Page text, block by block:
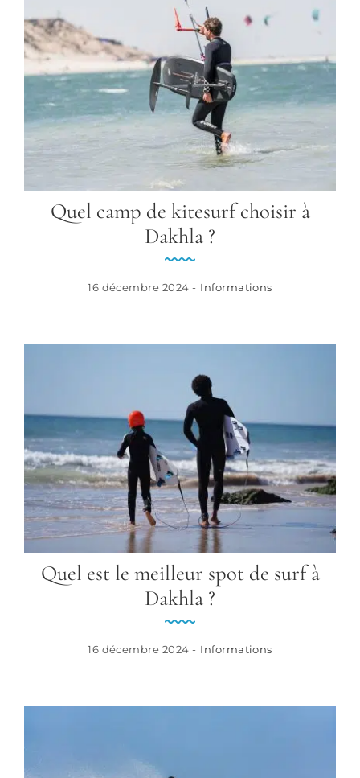
Quel camp de kitesurf choisir à
Dakhla ?
16 décembre 2024 - Informations
Quel est le meilleur spot de surf à
Dakhla ?
16 décembre 2024 - Informations